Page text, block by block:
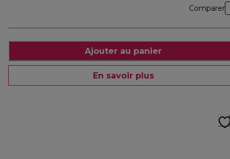
Comparer
Ajouter au panier
En savoir plus